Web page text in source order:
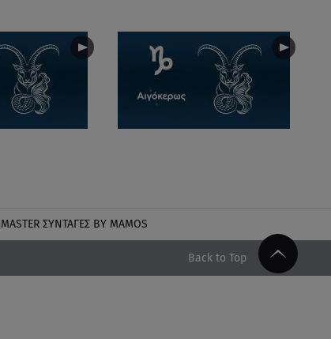
MASTER ΣΥΝΤΑΓΈΣ BY MAMOS
Back to Top